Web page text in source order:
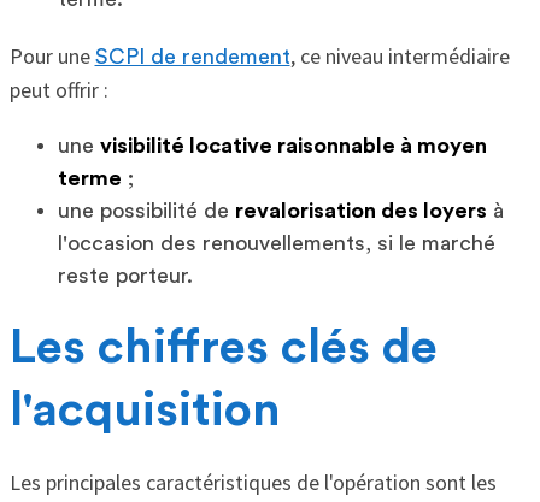
Pour une SCPI de rendement, ce niveau intermédiaire
peut offrir :
une visibilité locative raisonnable à moyen
terme ;
une possibilité de revalorisation des loyers à
l'occasion des renouvellements, si le marché
reste porteur.
Les chiffres clés de
l'acquisition
Les principales caractéristiques de l'opération sont les